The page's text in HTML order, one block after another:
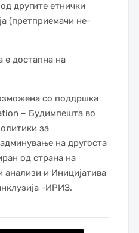
другите етнички
(претприемачи не-
е достапна на
со поддршка
– Будимпешта во
за
на другоста
од страна на
анализи и Иницијатива
-ИРИЗ.